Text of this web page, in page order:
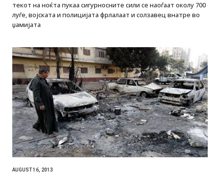
текот на ноќта пукаа сигурносните сили се наоѓаат околу 700
луѓе, војската и полицијата фрлалаат и солзавец внатре во
џамијата
AUGUST 16, 2013